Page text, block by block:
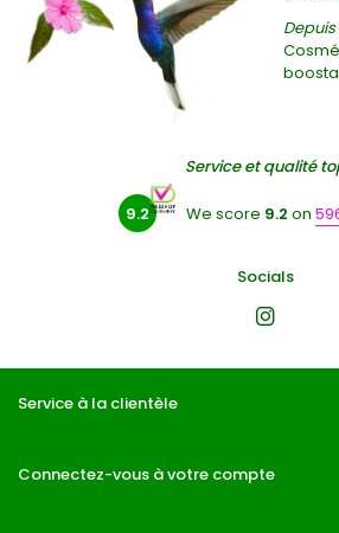
Depuis
Service et qualité
9.2 We score 9.2 on
Socials
Service à la clientèle
Connectez-vous à votre compte